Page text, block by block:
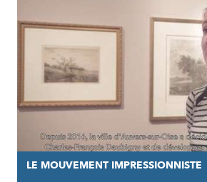
LE MOUVEMENT IMPRESSIONNISTE